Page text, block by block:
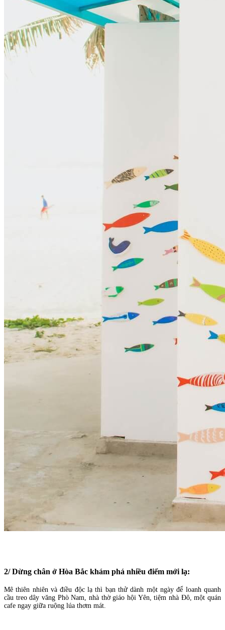
2/ Dừng chân ở Hòa Bắc khám phá nhiều điểm mới lạ:
Mê thiên nhiên và điều độc lạ thì bạn thử dành một ngày để loanh quanh
cầu treo dây văng Phò Nam, nhà thờ giáo hội Yên, tiệm nhà Đô, một quán
cafe ngay giữa ruộng lúa thơm mát.